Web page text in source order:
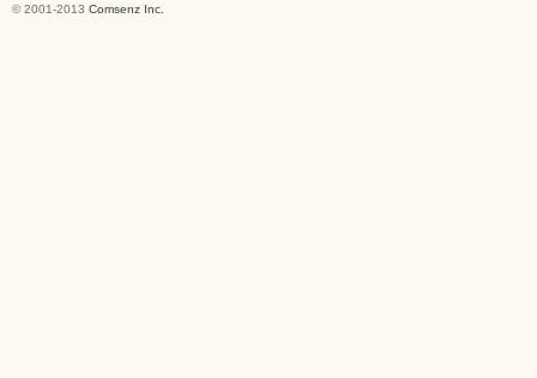
© 2001-2013 Comsenz Inc.